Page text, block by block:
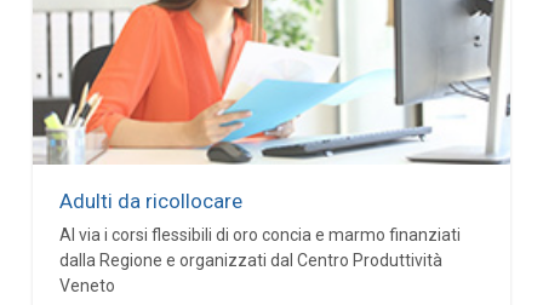
Adulti da ricollocare
Al via i corsi flessibili di oro concia e marmo finanziati
dalla Regione e organizzati dal Centro Produttività
Veneto